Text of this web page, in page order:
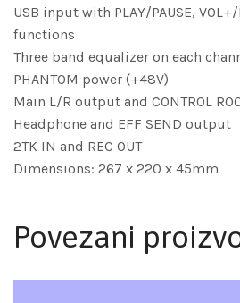
USB input with PLAY/PAUSE, VOL+/
functions
Three band equalizer on each
PHANTOM power (+48V)
Main L/R output and CONTROL
Headphone and EFF SEND output
2TK IN and REC OUT
Dimensions: 267 x 220 x 45mm
Povezani